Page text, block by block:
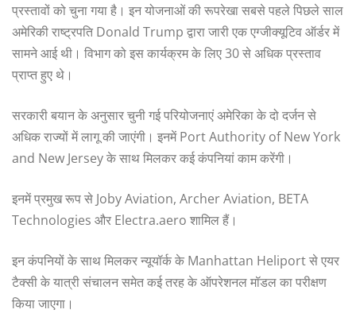
प्रस्तावों को चुना गया है। इन योजनाओं की रूपरेखा सबसे पहले पिछले साल
अमेरिकी राष्ट्रपति Donald Trump द्वारा जारी एक एग्जीक्यूटिव ऑर्डर में
सामने आई थी। विभाग को इस कार्यक्रम के लिए 30 से अधिक प्रस्ताव
प्राप्त हुए थे।
सरकारी बयान के अनुसार चुनी गई परियोजनाएं अमेरिका के दो दर्जन से
अधिक राज्यों में लागू की जाएंगी। इनमें Port Authority of New York
and New Jersey के साथ मिलकर कई कंपनियां काम करेंगी।
इनमें प्रमुख रूप से Joby Aviation, Archer Aviation, BETA
Technologies और Electra.aero शामिल हैं।
इन कंपनियों के साथ मिलकर न्यूयॉर्क के Manhattan Heliport से एयर
टैक्सी के यात्री संचालन समेत कई तरह के ऑपरेशनल मॉडल का परीक्षण
किया जाएगा।